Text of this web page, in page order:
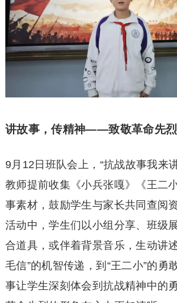
讲故事，传精神——致敬革命先烈
9月12日班队会上，“抗战故事我来
教师提前收集《小兵张嘎》《王二
事素材，鼓励学生与家长共同查阅
活动中，学生们以小组分享、班级
合道具，或伴着背景音乐，生动讲
毛信”的机智传递，到“王二小”的勇
事让学生深刻体会到抗战精神中的